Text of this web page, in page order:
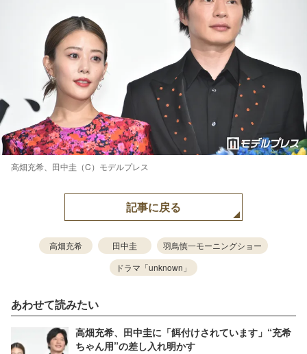
高畑充希、田中圭（C）モデルプレス
記事に戻る
高畑充希 田中圭
羽鳥慎一モーニングショー
ドラマ「unknown」
あわせて読みたい
高畑充希、田中圭に「餌付けされています」“充希
ちゃん用”の差し入れ明かす